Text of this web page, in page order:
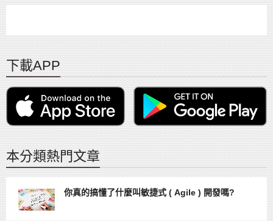
下載APP
本分類熱門文章
你真的搞懂了什麼叫敏捷式 ( Agile ) 開發嗎?